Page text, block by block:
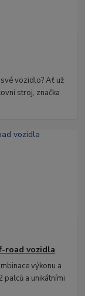
vozidlo? Ať už
stroj, značka
road vozidla
výkonu a
a unikátními